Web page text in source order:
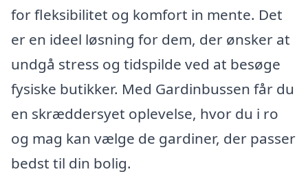
for fleksibilitet og komfort in mente. Det
er en ideel løsning for dem, der ønsker at
undgå stress og tidspilde ved at besøge
fysiske butikker. Med Gardinbussen får du
en skræddersyet oplevelse, hvor du i ro
og mag kan vælge de gardiner, der passer
bedst til din bolig.